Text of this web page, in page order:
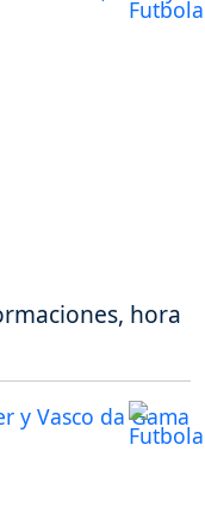
hora